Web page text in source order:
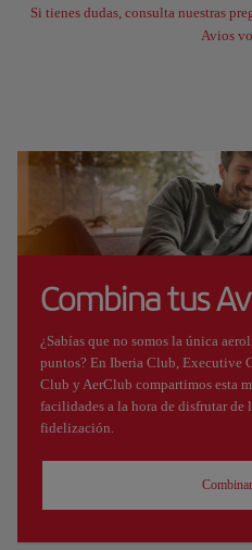
Si tienes dudas, consulta nuestras
Avios
Combina tus
¿Sabías que no somos la única
puntos? En Iberia Club, Executive
Club y AerClub compartimos esta
facilidades a la hora de disfrutar de
fidelización.